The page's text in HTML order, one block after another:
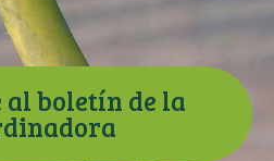
al boletín de la